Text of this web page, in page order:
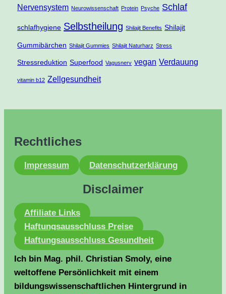
Nervensystem Neurowissenschaft Protein Psyche Schlaf
schlafhygiene Selbstheilung Shilajit Benefits Shilajit
Gummibärchen Shilajit Gummies Shilajit Naturharz Stress
Stressreduktion Superfood Vagusnerv vegan Verdauung
vitamin b12 Zellgesundheit
Rechtliches
Impressum Datenschutzerklärung
Disclaimer
Affiliate Links
Haftungsausschluss Preise
Haftungsausschluss Gesundheit
Ich bin Mag. phil. Christian Smoly, eine
weltoffene Persönlichkeit mit einem
bildungswissenschaftlichen Hintergrund in